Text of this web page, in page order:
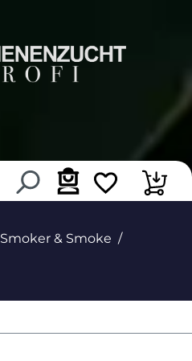
Smoker & Smoke